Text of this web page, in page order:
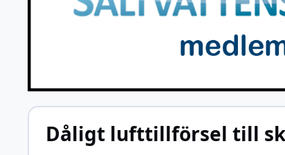
Dåligt lufttillförsel till